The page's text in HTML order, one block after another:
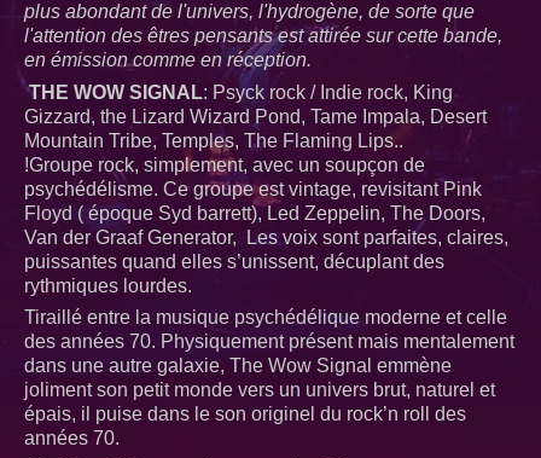
plus abondant de l'univers, l'hydrogène, de sorte que
l'attention des êtres pensants est attirée sur cette bande,
en émission comme en réception.
THE WOW SIGNAL: Psyck rock / Indie rock, King
Gizzard, the Lizard Wizard Pond, Tame Impala, Desert
Mountain Tribe, Temples, The Flaming Lips..
!Groupe rock, simplement, avec un soupçon de
psychédélisme. Ce groupe est vintage, revisitant Pink
Floyd ( époque Syd barrett), Led Zeppelin, The Doors,
Van der Graaf Generator, Les voix sont parfaites, claires,
puissantes quand elles s’unissent, décuplant des
rythmiques lourdes.
Tiraillé entre la musique psychédélique moderne et celle
des années 70. Physiquement présent mais mentalement
dans une autre galaxie, The Wow Signal emmène
joliment son petit monde vers un univers brut, naturel et
épais, il puise dans le son originel du rock’n roll des
années 70.